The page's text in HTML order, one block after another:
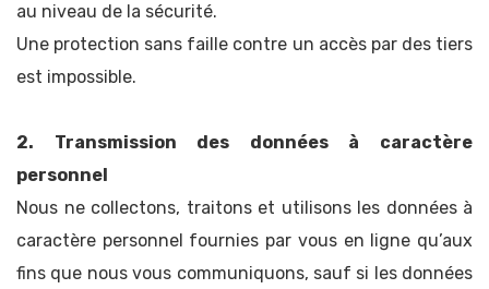
au niveau de la sécurité.
Une protection sans faille contre un accès par des tiers
est impossible.
2. Transmission des données à caractère
personnel
Nous ne collectons, traitons et utilisons les données à
caractère personnel fournies par vous en ligne qu’aux
fins que nous vous communiquons, sauf si les données